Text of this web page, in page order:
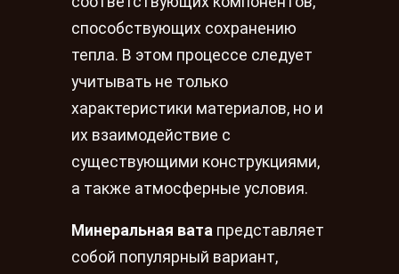
способствующих сохранению
тепла. В этом процессе следует
учитывать не только
характеристики материалов, но и
их взаимодействие с
существующими конструкциями,
а также атмосферные условия.
Минеральная вата представляет
собой популярный вариант,